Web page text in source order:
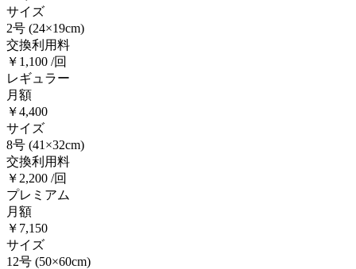
サイズ
2号 (24×19cm)
交換利用料
￥1,100 /回
レギュラー
月額
￥4,400
サイズ
8号 (41×32cm)
交換利用料
￥2,200 /回
プレミアム
月額
￥7,150
サイズ
12号 (50×60cm)